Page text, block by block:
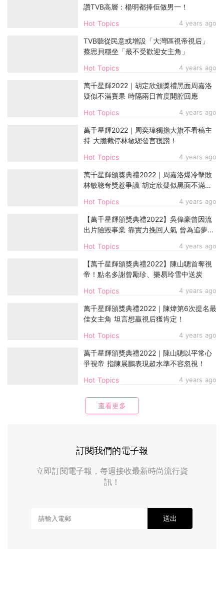
Hot Topics 4 years ago
讚TVB高層：楊明都捧佢做男一！
Hot Topics 4 years ago
TVB聽從民意或增設「大灣區視帝視后」
蔡思貝穩坐「最不受歡迎女主角」
Hot Topics 4 years ago
萬千星輝2022｜胡定欣頒獎禮黑面周嘉洛
疑似不滿賽果 時隔兩日首度開腔回應
Hot Topics 4 years ago
萬千星輝2022｜周奕瑋獨擔大旗不看稿主
持 大膽截停林敏驄發言獲讚！
Hot Topics 4 years ago
萬千星輝頒獎典禮2022｜周嘉洛爆冷擊敗
林敏聰奪獎惹爭議 胡定欣疑似黑面不滿賽
Hot Topics 4 years ago
【萬千星輝頒獎典禮2022】吳偉豪曾因流
出片險毀事業 靠實力挽回人氣 曾為追夢棄
Hot Topics 4 years ago
【萬千星輝頒獎典禮2022】陳山聰首奪視
帝！點名多謝曾勵珍、樂易玲雪中送炭
Hot Topics 4 years ago
萬千星輝頒獎典禮2022｜陳煒第6次提名最
佳女主角 坦言想贏視后獲肯定！
Hot Topics 4 years ago
萬千星輝頒獎典禮2022｜陳山聰以平常心
爭視帝 指陳展鵬表現超水準不容忽視！
查看更多
訂閱我們的電子報
立即訂閱電子報，每週接收最新時尚流行資
訊！
送出